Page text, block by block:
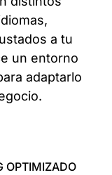
a tu
un entorno
adaptarlo
OPTIMIZADO